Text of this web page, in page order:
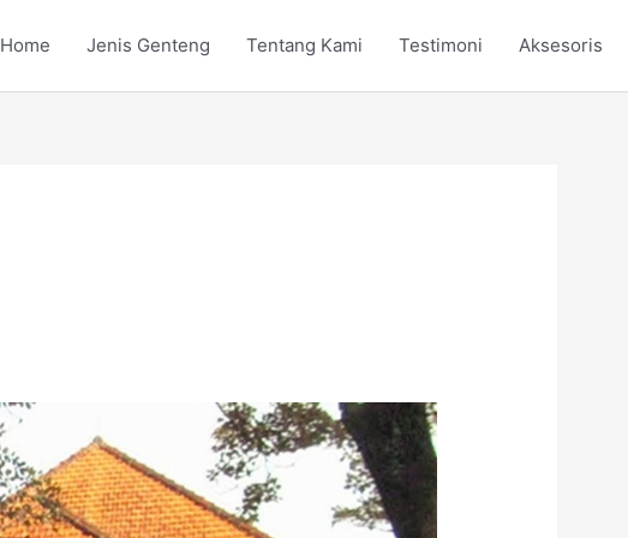
Home Jenis Genteng Tentang Kami Testimoni Aksesoris